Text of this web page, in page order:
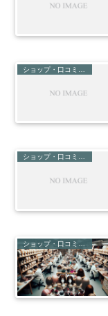
ショップ・口コミ・評判